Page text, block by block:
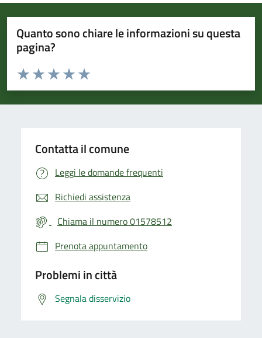
Quanto sono chiare le informazioni su questa
pagina?
Valuta da 1 a 5 stelle la pagina
Valuta 5 stelle su 5
Valuta 4 stelle su 5
Valuta 3 stelle su 5
Valuta 2 stelle su 5
Valuta 1 stelle su 5
Contatta il comune
Leggi le domande frequenti
Richiedi assistenza
Chiama il numero 01578512
Prenota appuntamento
Problemi in città
Segnala disservizio